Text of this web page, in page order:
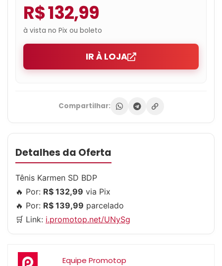
R$ 132,99
à vista no Pix ou boleto
IR À LOJA
Compartilhar:
Detalhes da Oferta
Tênis Karmen SD BDP
🔥 Por: R$ 132,99 via Pix
🔥 Por: R$ 139,99 parcelado
🛒 Link: i.promotop.net/UNySg
Equipe Promotop